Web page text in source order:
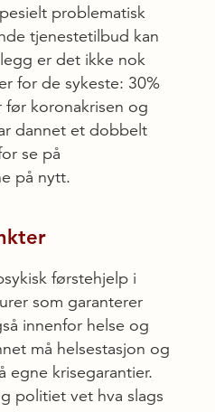
problematisk
tjenestetilbud kan
er det ikke nok
for de sykeste: 30%
før koronakrisen og
dannet et dobbelt
se på
på nytt.
førstehjelp i
som garanterer
innenfor helse og
må helsestasjon og
egne krisegarantier.
politiet vet hva slags